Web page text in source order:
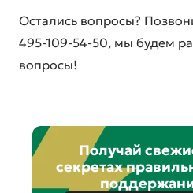
Остались вопросы?
495-109-54-50, мы будем
вопросы!
Получай
секретах